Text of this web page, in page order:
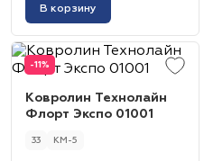
В корзину
-11%
Ковролин Технолайн
Флорт Экспо 01001
33 КМ-5